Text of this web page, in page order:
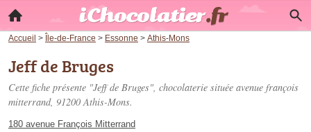
Accueil > Île-de-France > Essonne > Athis-Mons
Jeff de Bruges
Cette fiche présente "Jeff de Bruges", chocolaterie située avenue françois
mitterrand, 91200 Athis-Mons.
180 avenue François Mitterrand